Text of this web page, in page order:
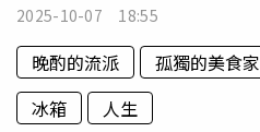
2025-10-07 18:55
晚酌的流派 孤獨的美食家
冰箱
人生